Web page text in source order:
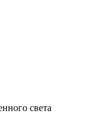
света